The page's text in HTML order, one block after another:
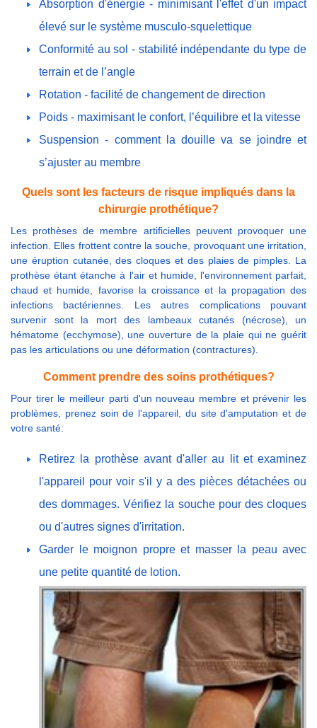
Absorption d'énergie - minimisant l'effet d'un impact
élevé sur le système musculo-squelettique
Conformité au sol - stabilité indépendante du type de
terrain et de l’angle
Rotation - facilité de changement de direction
Poids - maximisant le confort, l’équilibre et la vitesse
Suspension - comment la douille va se joindre et
s’ajuster au membre
Quels sont les facteurs de risque impliqués dans la
chirurgie prothétique?
Les prothèses de membre artificielles peuvent provoquer une
infection. Elles frottent contre la souche, provoquant une irritation,
une éruption cutanée, des cloques et des plaies de pimples. La
prothèse étant étanche à l'air et humide, l'environnement parfait,
chaud et humide, favorise la croissance et la propagation des
infections bactériennes. Les autres complications pouvant
survenir sont la mort des lambeaux cutanés (nécrose), un
hématome (ecchymose), une ouverture de la plaie qui ne guérit
pas les articulations ou une déformation (contractures).
Comment prendre des soins prothétiques?
Pour tirer le meilleur parti d'un nouveau membre et prévenir les
problèmes, prenez soin de l'appareil, du site d'amputation et de
votre santé:
Retirez la prothèse avant d'aller au lit et examinez
l'appareil pour voir s'il y a des pièces détachées ou
des dommages. Vérifiez la souche pour des cloques
ou d'autres signes d'irritation.
Garder le moignon propre et masser la peau avec
une petite quantité de lotion.